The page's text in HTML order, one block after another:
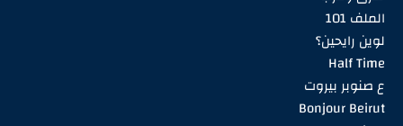
الملف 101
لوين رايحين؟
Half Time
ع صنوبر بيروت
Bonjour Beirut